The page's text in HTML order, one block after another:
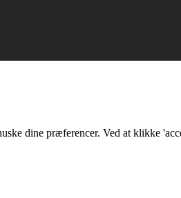
dine præferencer. Ved at klikke